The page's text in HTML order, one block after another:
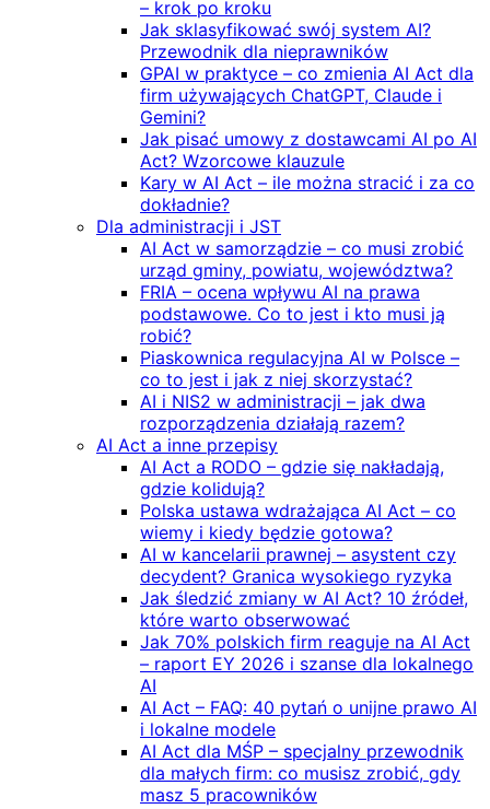
– krok po kroku
Jak sklasyfikować swój system AI?
Przewodnik dla nieprawników
GPAI w praktyce – co zmienia AI Act dla
firm używających ChatGPT, Claude i
Gemini?
Jak pisać umowy z dostawcami AI po AI
Act? Wzorcowe klauzule
Kary w AI Act – ile można stracić i za co
dokładnie?
Dla administracji i JST
AI Act w samorządzie – co musi zrobić
urząd gminy, powiatu, województwa?
FRIA – ocena wpływu AI na prawa
podstawowe. Co to jest i kto musi ją
robić?
Piaskownica regulacyjna AI w Polsce –
co to jest i jak z niej skorzystać?
AI i NIS2 w administracji – jak dwa
rozporządzenia działają razem?
AI Act a inne przepisy
AI Act a RODO – gdzie się nakładają,
gdzie kolidują?
Polska ustawa wdrażająca AI Act – co
wiemy i kiedy będzie gotowa?
AI w kancelarii prawnej – asystent czy
decydent? Granica wysokiego ryzyka
Jak śledzić zmiany w AI Act? 10 źródeł,
które warto obserwować
Jak 70% polskich firm reaguje na AI Act
– raport EY 2026 i szanse dla lokalnego
AI
AI Act – FAQ: 40 pytań o unijne prawo AI
i lokalne modele
AI Act dla MŚP – specjalny przewodnik
dla małych firm: co musisz zrobić, gdy
masz 5 pracowników